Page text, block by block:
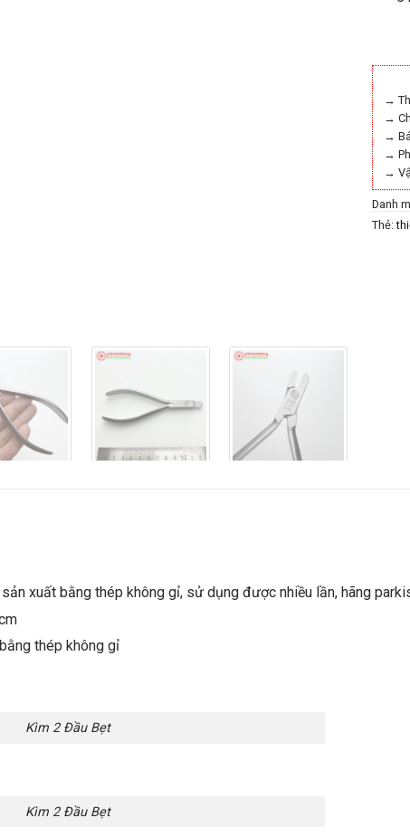
→
→
→
→
→
Danh
Thẻ:
xuất bằng thép không gỉ, sử dụng được nhiều lần, hãng
thép không gỉ
Kìm 2 Đầu Bẹt
Kìm 2 Đầu Bẹt